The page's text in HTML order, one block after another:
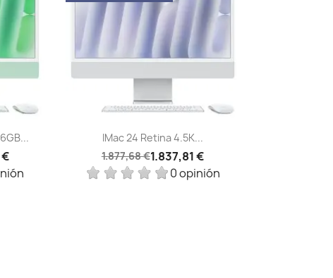
Vista rápida
IMac 24 Retina 4.5K...
1.877,68 €1.837,81 €
0 opinión